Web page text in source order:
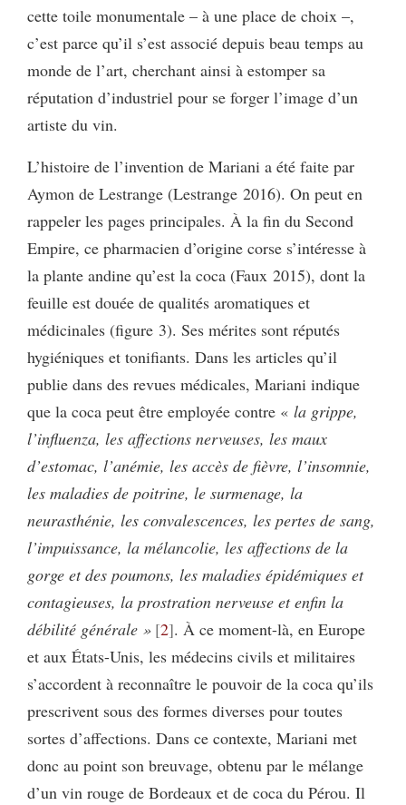
cette toile monumentale – à une place de choix –,
c’est parce qu’il s’est associé depuis beau temps au
monde de l’art, cherchant ainsi à estomper sa
réputation d’industriel pour se forger l’image d’un
artiste du vin.
L’histoire de l’invention de Mariani a été faite par
Aymon de Lestrange (Lestrange 2016). On peut en
rappeler les pages principales. À la fin du Second
Empire, ce pharmacien d’origine corse s’intéresse à
la plante andine qu’est la coca (Faux 2015), dont la
feuille est douée de qualités aromatiques et
médicinales (figure 3). Ses mérites sont réputés
hygiéniques et tonifiants. Dans les articles qu’il
publie dans des revues médicales, Mariani indique
que la coca peut être employée contre « la grippe,
l’influenza, les affections nerveuses, les maux
d’estomac, l’anémie, les accès de fièvre, l’insomnie,
les maladies de poitrine, le surmenage, la
neurasthénie, les convalescences, les pertes de sang,
l’impuissance, la mélancolie, les affections de la
gorge et des poumons, les maladies épidémiques et
contagieuses, la prostration nerveuse et enfin la
débilité générale » 2 . À ce moment-là, en Europe
et aux États-Unis, les médecins civils et militaires
s’accordent à reconnaître le pouvoir de la coca qu’ils
prescrivent sous des formes diverses pour toutes
sortes d’affections. Dans ce contexte, Mariani met
donc au point son breuvage, obtenu par le mélange
d’un vin rouge de Bordeaux et de coca du Pérou. Il